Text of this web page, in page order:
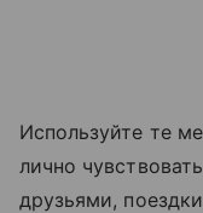
Используйте те
лично
друзьями,